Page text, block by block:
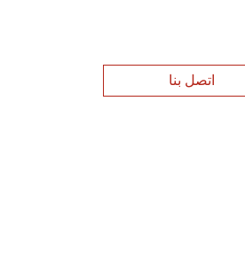
اتصل بنا